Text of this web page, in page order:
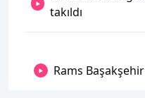
takıldı
Rams